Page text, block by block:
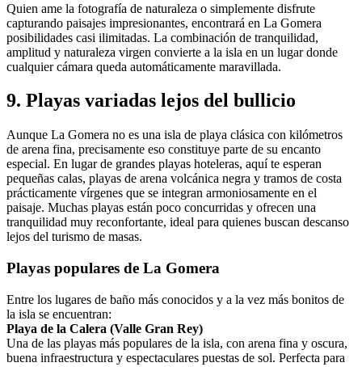
Quien ame la fotografía de naturaleza o simplemente disfrute
capturando paisajes impresionantes, encontrará en La Gomera
posibilidades casi ilimitadas. La combinación de tranquilidad,
amplitud y naturaleza virgen convierte a la isla en un lugar donde
cualquier cámara queda automáticamente maravillada.
9. Playas variadas lejos del bullicio
Aunque La Gomera no es una isla de playa clásica con kilómetros
de arena fina, precisamente eso constituye parte de su encanto
especial. En lugar de grandes playas hoteleras, aquí te esperan
pequeñas calas, playas de arena volcánica negra y tramos de costa
prácticamente vírgenes que se integran armoniosamente en el
paisaje. Muchas playas están poco concurridas y ofrecen una
tranquilidad muy reconfortante, ideal para quienes buscan descanso
lejos del turismo de masas.
Playas populares de La Gomera
Entre los lugares de baño más conocidos y a la vez más bonitos de
la isla se encuentran:
Playa de la Calera (Valle Gran Rey)
Una de las playas más populares de la isla, con arena fina y oscura,
buena infraestructura y espectaculares puestas de sol. Perfecta para